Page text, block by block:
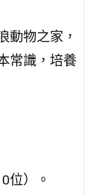
動物之家，
常識，培養
位）。